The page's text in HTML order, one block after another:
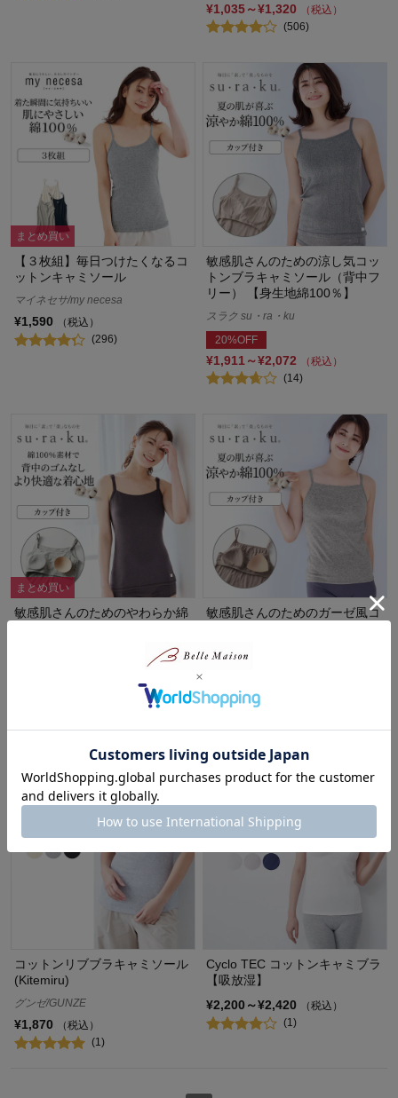
¥1,035～¥1,320
（税込）
(506)
まとめ買い
【３枚組】毎日つけたくなるコ
ットンキャミソール
マイネセサ/my necesa
¥1,590
（税込）
(296)
敏感肌さんのための涼し気コッ
トンブラキャミソール（背中フ
リー） 【身生地綿100％】
スラク su・ra・ku
20%OFF
¥1,911～¥2,072
（税込）
(14)
まとめ買い
敏感肌さんのためのやわらか綿
（税込）
敏感肌さんのためのガーゼ風コ
20%OFF
¥2,080～¥2,239
(24)
コットンリブブラキャミソール
(Kitemiru)
グンゼ/GUNZE
¥1,870
（税込）
(1)
Cyclo TEC コットンキャミブラ
【吸放湿】
¥2,200～¥2,420
（税込）
(1)